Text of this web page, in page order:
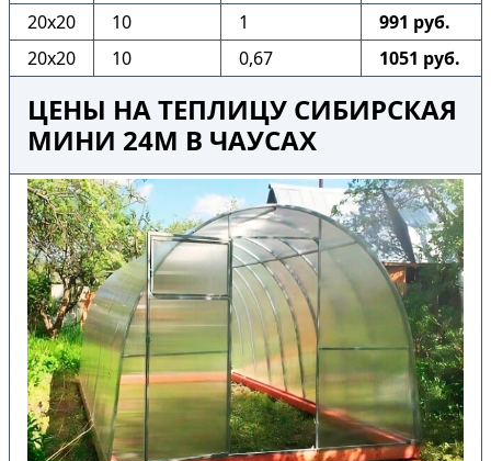
20х20
10 1
991 руб.
20х20
10 0,67 1051 руб.
ЦЕНЫ НА ТЕПЛИЦУ СИБИРСКАЯ
МИНИ 24М В ЧАУСАХ